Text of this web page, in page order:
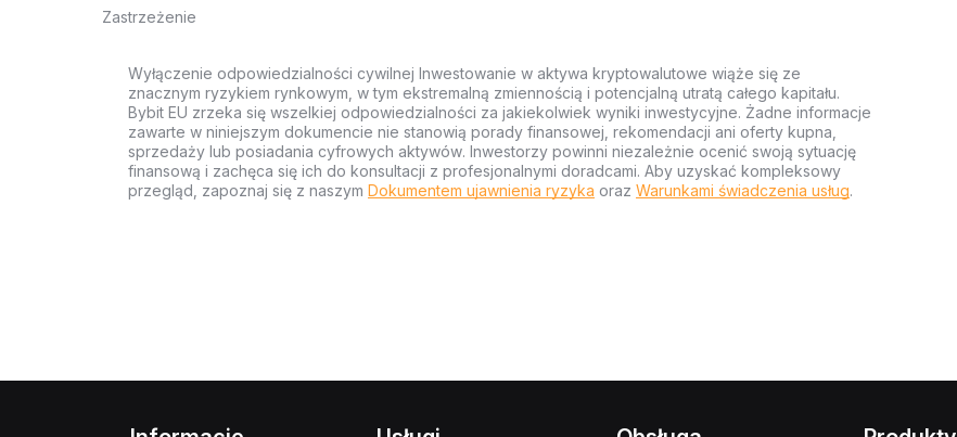
Zastrzeżenie
Wyłączenie odpowiedzialności cywilnej Inwestowanie w aktywa kryptowalutowe wiąże się ze
znacznym ryzykiem rynkowym, w tym ekstremalną zmiennością i potencjalną utratą całego kapitału.
Bybit EU zrzeka się wszelkiej odpowiedzialności za jakiekolwiek wyniki inwestycyjne. Żadne informacje
zawarte w niniejszym dokumencie nie stanowią porady finansowej, rekomendacji ani oferty kupna,
sprzedaży lub posiadania cyfrowych aktywów. Inwestorzy powinni niezależnie ocenić swoją sytuację
finansową i zachęca się ich do konsultacji z profesjonalnymi doradcami. Aby uzyskać kompleksowy
przegląd, zapoznaj się z naszym Dokumentem ujawnienia ryzyka oraz Warunkami świadczenia usług.